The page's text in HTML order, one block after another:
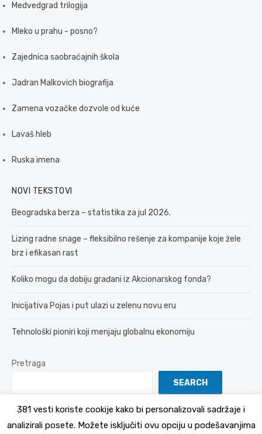
Medvedgrad trilogija
Mleko u prahu - posno?
Zajednica saobraćajnih škola
Jadran Malkovich biografija
Zamena vozačke dozvole od kuće
Lavaš hleb
Ruska imena
NOVI TEKSTOVI
Beogradska berza – statistika za jul 2026.
Lizing radne snage – fleksibilno rešenje za kompanije koje žele
brz i efikasan rast
Koliko mogu da dobiju građani iz Akcionarskog fonda?
Inicijativa Pojas i put ulazi u zelenu novu eru
Tehnološki pioniri koji menjaju globalnu ekonomiju
Pretraga
SEARCH
381 vesti koriste cookije kako bi personalizovali sadržaje i
analizirali posete. Možete isključiti ovu opciju u podešavanjima